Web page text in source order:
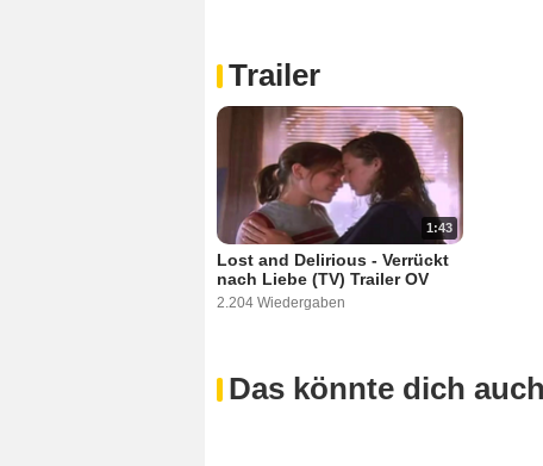
Trailer
1:43
Lost and Delirious - Verrückt
nach Liebe (TV) Trailer OV
2.204 Wiedergaben
Das könnte dich